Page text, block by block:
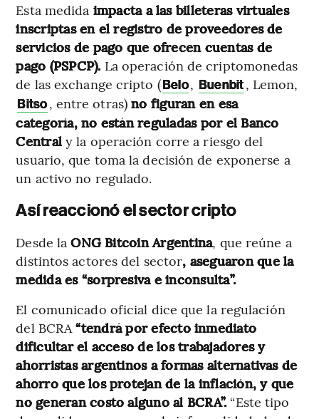
Esta medida impacta a las billeteras virtuales
inscriptas en el registro de proveedores de
servicios de pago que ofrecen cuentas de
pago (PSPCP). La operación de criptomonedas
de las exchange cripto (Belo, Buenbit, Lemon,
Bitso, entre otras) no figuran en esa
categoría, no están reguladas por el Banco
Centraly la operación corre a riesgo del
usuario, que toma la decisión de exponerse a
un activo no regulado.
Así reaccionó el sector cripto
Desde laONG Bitcoin Argentina, que reúne a
distintos actores del sector, aseguaron que la
medida es “sorpresiva e inconsulta”.
El comunicado oficial dice que la regulación
del BCRA“tendrá por efecto inmediato
dificultar el acceso de los trabajadores y
ahorristas argentinos a formas alternativas de
ahorro que los protejan de la inflación, y que
no generan costo alguno al BCRA”. “Este tipo